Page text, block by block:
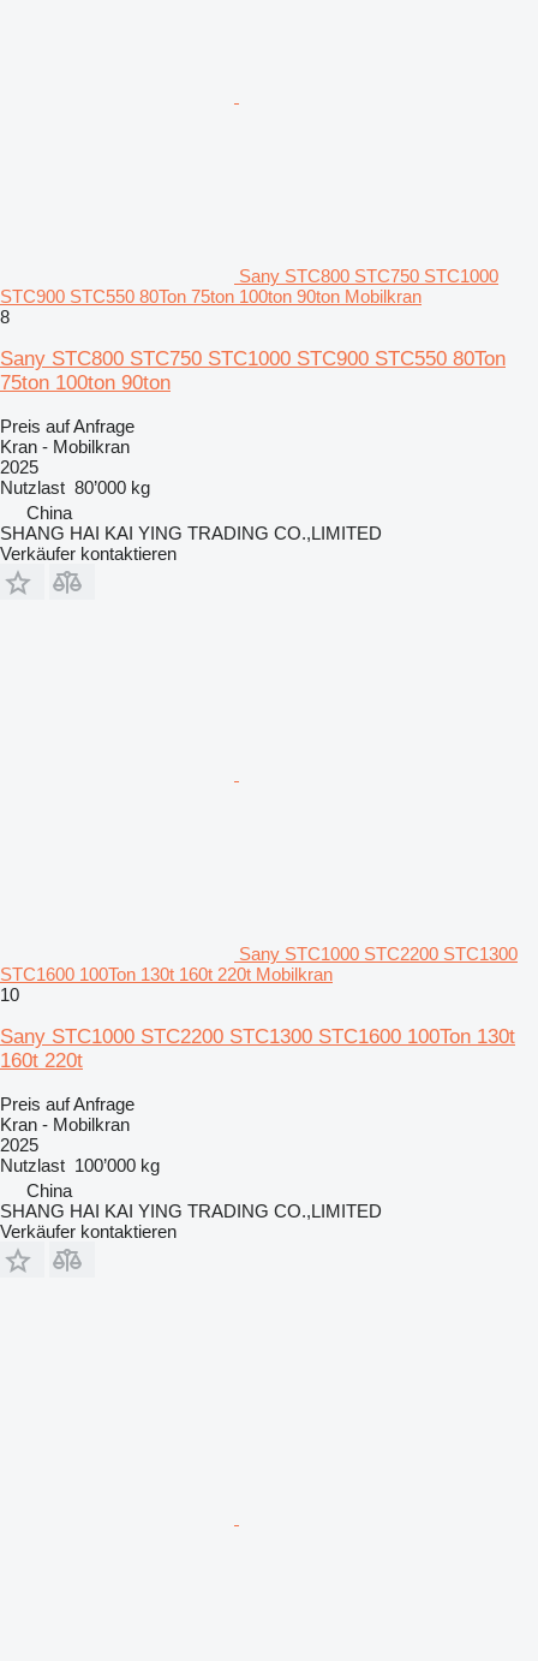
Sany STC800 STC750 STC1000
STC900 STC550 80Ton 75ton 100ton 90ton Mobilkran
8
Sany STC800 STC750 STC1000 STC900 STC550 80Ton
75ton 100ton 90ton
Preis auf Anfrage
Kran - Mobilkran
2025
Nutzlast 80’000 kg
China
SHANG HAI KAI YING TRADING CO.,LIMITED
Verkäufer kontaktieren
Sany STC1000 STC2200 STC1300
STC1600 100Ton 130t 160t 220t Mobilkran
10
Sany STC1000 STC2200 STC1300 STC1600 100Ton 130t
160t 220t
Preis auf Anfrage
Kran - Mobilkran
2025
Nutzlast 100’000 kg
China
SHANG HAI KAI YING TRADING CO.,LIMITED
Verkäufer kontaktieren